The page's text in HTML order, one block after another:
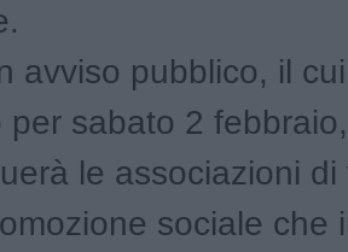
avviso pubblico, il
per sabato 2
le associazioni
sociale che